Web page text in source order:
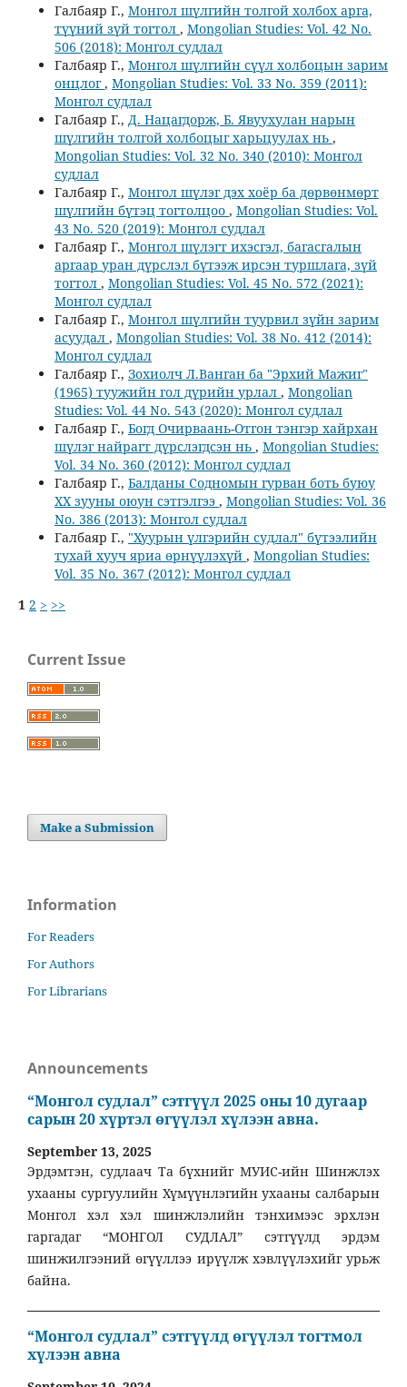
Галбаяр Г., Монгол шүлгийн толгой холбох арга,
түүний зүй тогтол , Mongolian Studies: Vol. 42 No.
506 (2018): Монгол судлал
Галбаяр Г., Монгол шүлгийн сүүл холбоцын зарим
онцлог, Mongolian Studies: Vol. 33 No. 359 (2011):
Монгол судлал
Галбаяр Г., Д. Нацагдорж, Б. Явуухулан нарын
шүлгийн толгой холбоцыг харьцуулах нь ,
Mongolian Studies: Vol. 32 No. 340 (2010): Монгол
судлал
Галбаяр Г., Монгол шүлэг дэх хоёр ба дөрвөнмөрт
шүлгийн бүтэц тогтолцоо , Mongolian Studies: Vol.
43 No. 520 (2019): Монгол судлал
Галбаяр Г., Монгол шүлэгт ихэсгэл, багасгалын
аргаар уран дүрслэл бүтээж ирсэн туршлага, зүй
тогтол , Mongolian Studies: Vol. 45 No. 572 (2021):
Монгол судлал
Галбаяр Г., Монгол шүлгийн туурвил зүйн зарим
асуудал , Mongolian Studies: Vol. 38 No. 412 (2014):
Монгол судлал
Галбаяр Г., Зохиолч Л.Ванган ба "Эрхий Мажиг"
(1965) туужийн гол дүрийн урлал , Mongolian
Studies: Vol. 44 No. 543 (2020): Монгол судлал
Галбаяр Г., Богд Очирваань-Отгон тэнгэр хайрхан
шүлэг найрагт дүрслэгдсэн нь , Mongolian Studies:
Vol. 34 No. 360 (2012): Монгол судлал
Галбаяр Г., Балданы Содномын гурван боть буюу
ХХ зууны оюун сэтгэлгээ , Mongolian Studies: Vol. 36
No. 386 (2013): Монгол судлал
Галбаяр Г., "Хуурын үлгэрийн судлал" бүтээлийн
тухай хууч яриа өрнүүлэхүй , Mongolian Studies:
Vol. 35 No. 367 (2012): Монгол судлал
1 2 > >>
Current Issue
Make a Submission
Information
For Readers
For Authors
For Librarians
Announcements
“Монгол судлал” сэтгүүл 2025 оны 10 дугаар
сарын 20 хүртэл өгүүлэл хүлээн авна.
September 13, 2025
Эрдэмтэн, судлаач Та бүхнийг МУИС-ийн Шинжлэх
ухааны сургуулийн Хүмүүнлэгийн ухааны салбарын
Монгол хэл хэл шинжлэлийн тэнхимээс эрхлэн
гаргадаг “МОНГОЛ СУДЛАЛ” сэтгүүлд эрдэм
шинжилгээний өгүүллээ ирүүлж хэвлүүлэхийг урьж
байна.
“Монгол судлал” сэтгүүлд өгүүлэл тогтмол
хүлээн авна